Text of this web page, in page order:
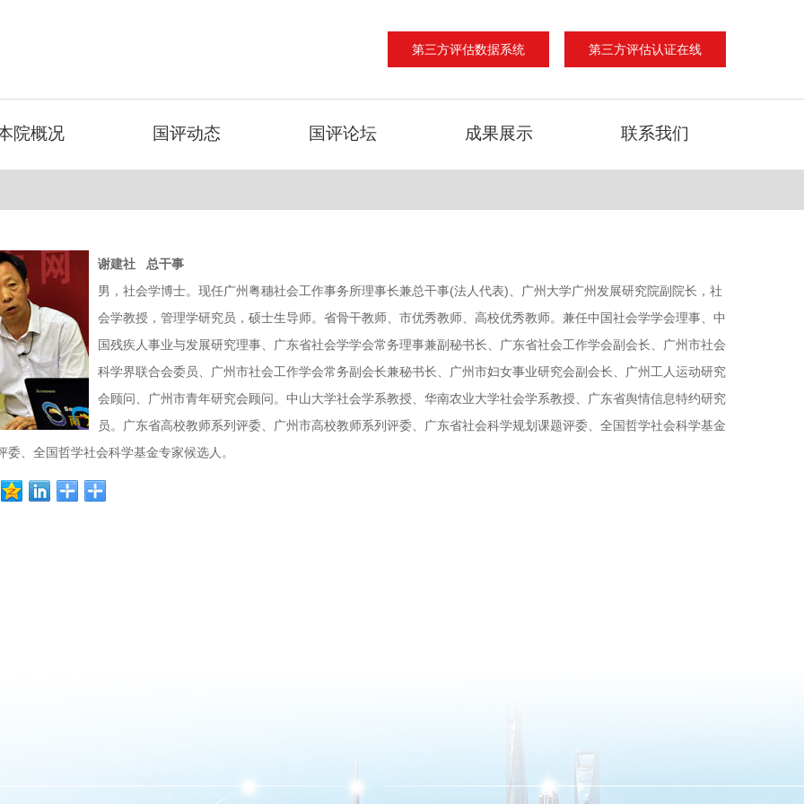
第三方评估数据系统 第三方评估认证在线
院概况 国评动态 国评论坛 成果展示 联系我们
谢建社 总干事
男，社会学博士。现任广州粤穗社会工作事务所理事长兼总干事(法人代表)、广州大学广州发展研究院副院长，社
会学教授，管理学研究员，硕士生导师。省骨干教师、市优秀教师、高校优秀教师。兼任中国社会学学会理事、中
国残疾人事业与发展研究理事、广东省社会学学会常务理事兼副秘书长、广东省社会工作学会副会长、广州市社会
科学界联合会委员、广州市社会工作学会常务副会长兼秘书长、广州市妇女事业研究会副会长、广州工人运动研究
会顾问、广州市青年研究会顾问。中山大学社会学系教授、华南农业大学社会学系教授、广东省舆情信息特约研究
员。广东省高校教师系列评委、广州市高校教师系列评委、广东省社会科学规划课题评委、全国哲学社会科学基金
委、全国哲学社会科学基金专家候选人。